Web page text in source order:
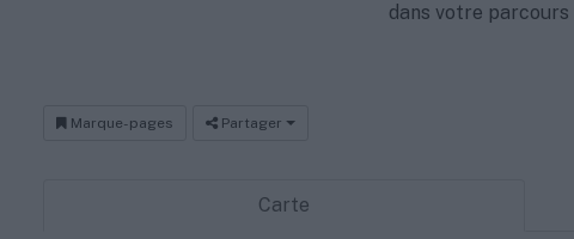
dans votre parcours
Marque-pages Partager
Carte